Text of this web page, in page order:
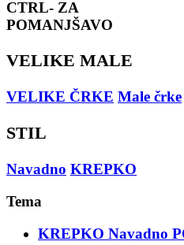
CTRL- ZA
POMANJŠAVO
VELIKE MALE
VELIKE ČRKE Male črke
STIL
Navadno KREPKO
Tema
KREPKO Navadno